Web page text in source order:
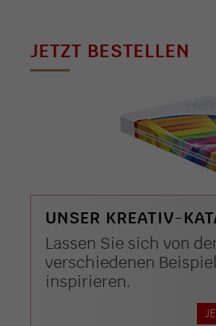
JETZT BESTELLEN
UNSER KREATIV-
Lassen Sie sich von
verschiedenen
inspirieren.